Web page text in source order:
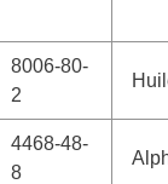
8006-80-
2
4468-48-
8